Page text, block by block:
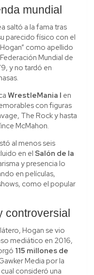
mundial
saltó a la fama tras
parecido físico con el
como apellido
Mundial de
y no tardó en
WrestleMania I en
con figuras
The Rock y hasta
McMahon.
al menos seis
en el Salón de la
y presencia lo
en películas,
como el popular
controversial
Hogan se vio
mediático en 2016,
115 millones de
Media por la
consideró una